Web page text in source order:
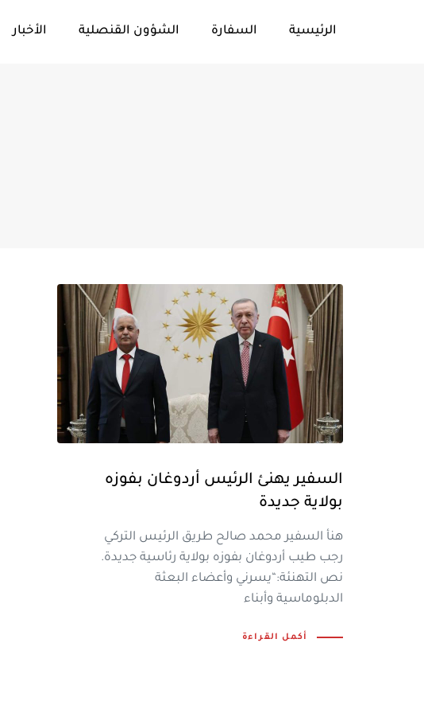
الرئيسية السفارة الشؤون القنصلية الأخبار
السفير يهنئ الرئيس أردوغان بفوزه
بولاية جديدة
هنأ السفير محمد صالح طريق الرئيس التركي
رجب طيب أردوغان بفوزه بولاية رئاسية جديدة.
نص التهنئة:“يسرني وأعضاء البعثة
الدبلوماسية وأبناء
أكمل القراءة